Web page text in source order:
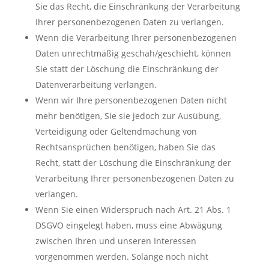
Sie das Recht, die Einschränkung der Verarbeitung
Ihrer personenbezogenen Daten zu verlangen.
Wenn die Verarbeitung Ihrer personenbezogenen
Daten unrechtmäßig geschah/geschieht, können
Sie statt der Löschung die Einschränkung der
Datenverarbeitung verlangen.
Wenn wir Ihre personenbezogenen Daten nicht
mehr benötigen, Sie sie jedoch zur Ausübung,
Verteidigung oder Geltendmachung von
Rechtsansprüchen benötigen, haben Sie das
Recht, statt der Löschung die Einschränkung der
Verarbeitung Ihrer personenbezogenen Daten zu
verlangen.
Wenn Sie einen Widerspruch nach Art. 21 Abs. 1
DSGVO eingelegt haben, muss eine Abwägung
zwischen Ihren und unseren Interessen
vorgenommen werden. Solange noch nicht